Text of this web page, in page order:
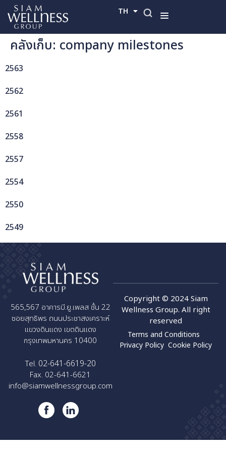
TH
EN
คลังเก็บ: company milestones
2563
2562
2561
2558
2557
2554
2550
2549
565,567 อาคารบี.ยู.เพลส ชั้น 22
ซอยสุทธิพร ถนนประชาสงเคราะห์
แขวงดินแดง เขตดินแดง
กรุงเทพมหานคร 10400
Tel. 02-641-6619-20
Fax. 02-641-6621
info@siamwellnessgroup.com
Copyright © 2024 Siam
Wellness Group. All right
reserved
Terms and Conditions
Privacy Policy Cookie Policy